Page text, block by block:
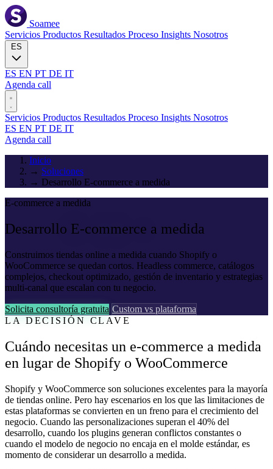
Soamee
Servicios Productos Resultados Proceso Insights Nosotros
ES EN PT DE IT
Agenda call
Servicios Productos Resultados Proceso Insights Nosotros
ES EN PT DE IT
Agenda call
Inicio
→ Soluciones
→ Desarrollo E-commerce a medida
E-commerce a medida
Desarrollo E-commerce a medida
Construimos tiendas online a medida cuando Shopify o
WooCommerce se quedan cortos. Headless commerce, catálogos
complejos, checkout optimizado, gestión de inventario y estrategias
multi-canal que escalan con tu negocio.
Solicita consultoría gratuita Custom vs plataforma
LA DECISIÓN CLAVE
Cuándo necesitas un e-commerce a medida
en lugar de Shopify o WooCommerce
Shopify y WooCommerce son soluciones excelentes para la mayoría
de tiendas online. Pero hay escenarios en los que las limitaciones de
estas plataformas se convierten en un freno para el crecimiento del
negocio. Cuando las personalizaciones superan el 40% del
desarrollo, cuando los plugins generan conflictos constantes o
cuando el modelo de negocio no encaja en el molde estándar, es
momento de considerar un desarrollo a medida.